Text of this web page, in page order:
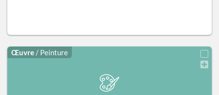
Œuvre / Peinture